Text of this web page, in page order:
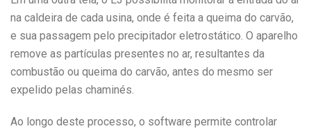
na caldeira de cada usina, onde é feita a queima do carvão,
e sua passagem pelo precipitador eletrostático. O aparelho
remove as partículas presentes no ar, resultantes da
combustão ou queima do carvão, antes do mesmo ser
expelido pelas chaminés.
Ao longo deste processo, o software permite controlar